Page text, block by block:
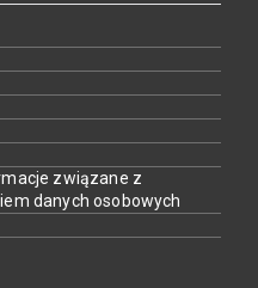
związane z
danych osobowych